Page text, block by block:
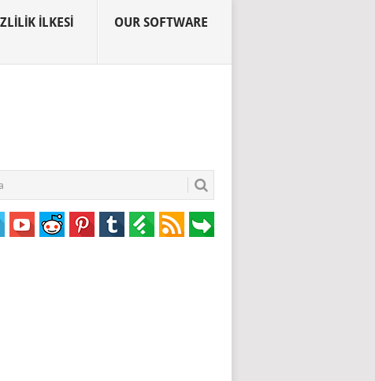
İLKESI OUR SOFTWARE